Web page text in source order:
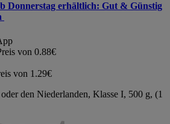
Donnerstag erhältlich: Gut & Günstig
von 0.88€
von 1.29€
den Niederlanden, Klasse I, 500 g, (1